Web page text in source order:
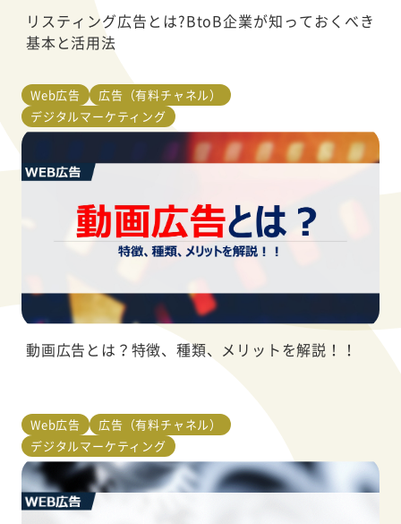
リスティング広告とは?BtoB企業が知っておくべき
基本と活用法
Web広告
広告（有料チャネル）
デジタルマーケティング
動画広告とは？特徴、種類、メリットを解説！！
Web広告
広告（有料チャネル）
デジタルマーケティング